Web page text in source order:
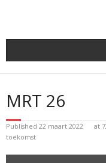
Bakhuys Buiten,
Reserveren & Bestellen
Bommels Buiten
MRT 26
Published 22 maart 2022 at
toekomst